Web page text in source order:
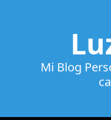
Mi Blog